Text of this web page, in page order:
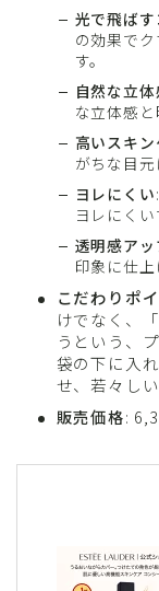
光で飛ば
の効果で
す。
自然な立
な立体感と
高いスキ
がちな目元
ヨレにくい
ヨレにくい
透明感アッ
印象に仕上
こだわりポ
けでなく、
うという、
袋の下に入
せ、若々し
販売価格: